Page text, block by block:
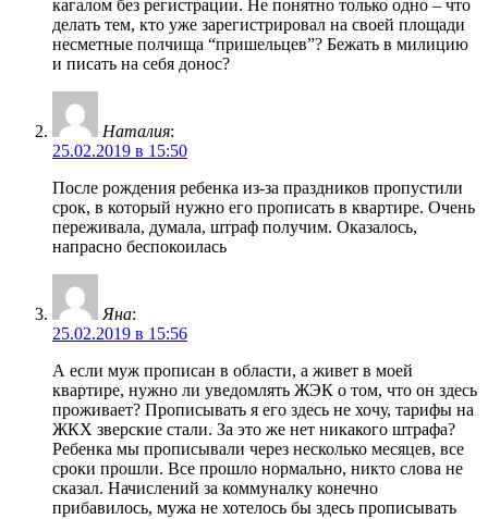
кагалом без регистрации. Не понятно только одно – что
делать тем, кто уже зарегистрировал на своей площади
несметные полчища “пришельцев”? Бежать в милицию
и писать на себя донос?
Наталия:
25.02.2019 в 15:50
После рождения ребенка из-за праздников пропустили
срок, в который нужно его прописать в квартире. Очень
переживала, думала, штраф получим. Оказалось,
напрасно беспокоилась
Яна:
25.02.2019 в 15:56
А если муж прописан в области, а живет в моей
квартире, нужно ли уведомлять ЖЭК о том, что он здесь
проживает? Прописывать я его здесь не хочу, тарифы на
ЖКХ зверские стали. За это же нет никакого штрафа?
Ребенка мы прописывали через несколько месяцев, все
сроки прошли. Все прошло нормально, никто слова не
сказал. Начислений за коммуналку конечно
прибавилось, мужа не хотелось бы здесь прописывать